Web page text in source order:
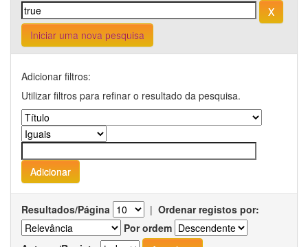
Iniciar uma nova pesquisa
Adicionar filtros:
Utilizar filtros para refinar o resultado da pesquisa.
Resultados/Página | Ordenar registos por:
Por ordem